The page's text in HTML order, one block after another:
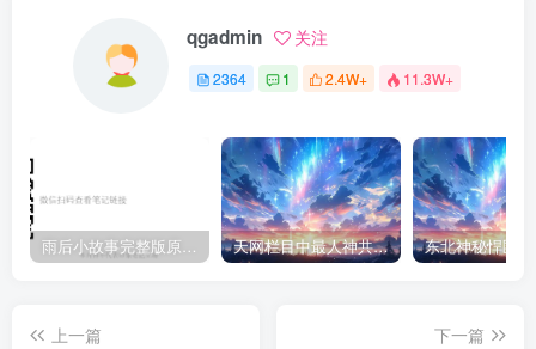
qgadmin 关注
2364 1 2.4W+ 11.3W+
雨后小故事完整版原片动态图（图+文字解说版） 天网栏目中最人神共愤的一期《消失的夫妻》
上一篇
下一篇